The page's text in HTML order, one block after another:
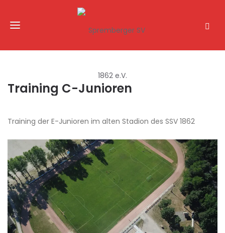
Training C-Junioren
Training der E-Junioren im alten Stadion des SSV 1862